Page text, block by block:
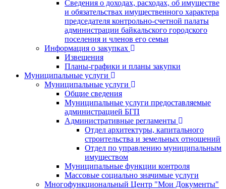
Сведения о доходах, расходах, об имуществе
и обязательствах имущественного характера
председателя контрольно-счетной палаты
администрации байкальского городского
поселения и членов его семьи
Информация о закупках
Извещения
Планы-графики и планы закупки
Муниципальные услуги
Муниципальные услуги
Общие сведения
Муниципальные услуги предоставляемые
администрацией БГП
Административные регламенты
Отдел архитектуры, капитального
строительства и земельных отношений
Отдел по управлению муниципальным
имуществом
Муниципальные функции контроля
Массовые социально значимые услуги
Многофункциональный Центр "Мои Документы"